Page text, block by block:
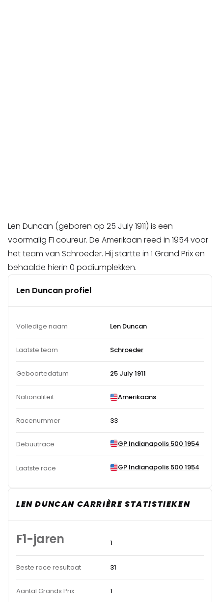
Len Duncan (geboren op 25 July 1911) is een
voormalig F1 coureur. De Amerikaan reed in 1954 voor
het team van Schroeder. Hij startte in 1 Grand Prix en
behaalde hierin 0 podiumplekken.
Len Duncan profiel
Volledige naam Len Duncan
Laatste team Schroeder
Geboortedatum 25 July 1911
Nationaliteit Amerikaans
Racenummer 33
Debuutrace GP Indianapolis 500 1954
Laatste race GP Indianapolis 500 1954
LEN DUNCAN CARRIÈRE STATISTIEKEN
F1-jaren 1
Beste race resultaat 31
Aantal Grands Prix 1